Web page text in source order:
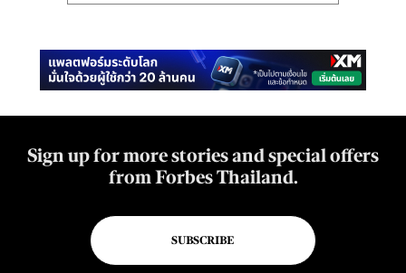
Sign up for more stories and special offers
from Forbes Thailand.
SUBSCRIBE